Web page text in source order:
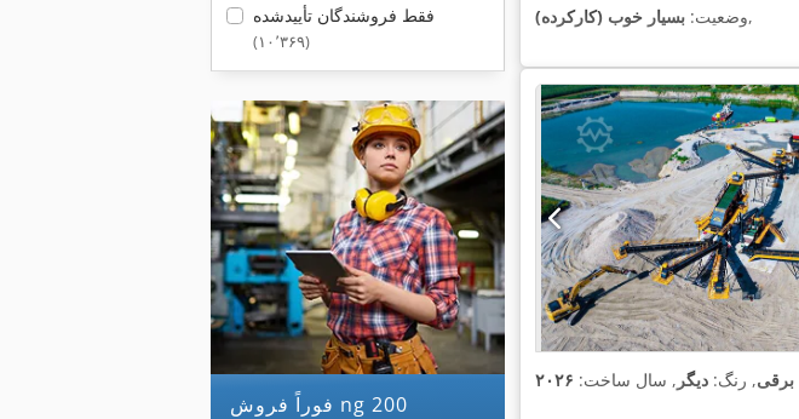
فقط فروشندگان تأییدشده
(۱۰٬۳۶۹)
فوراً فروش ng 200
وضعیت: بسیار خوب (کارکرده) ,
برقی, رنگ: دیگر , سال ساخت: ۲۰۲۶